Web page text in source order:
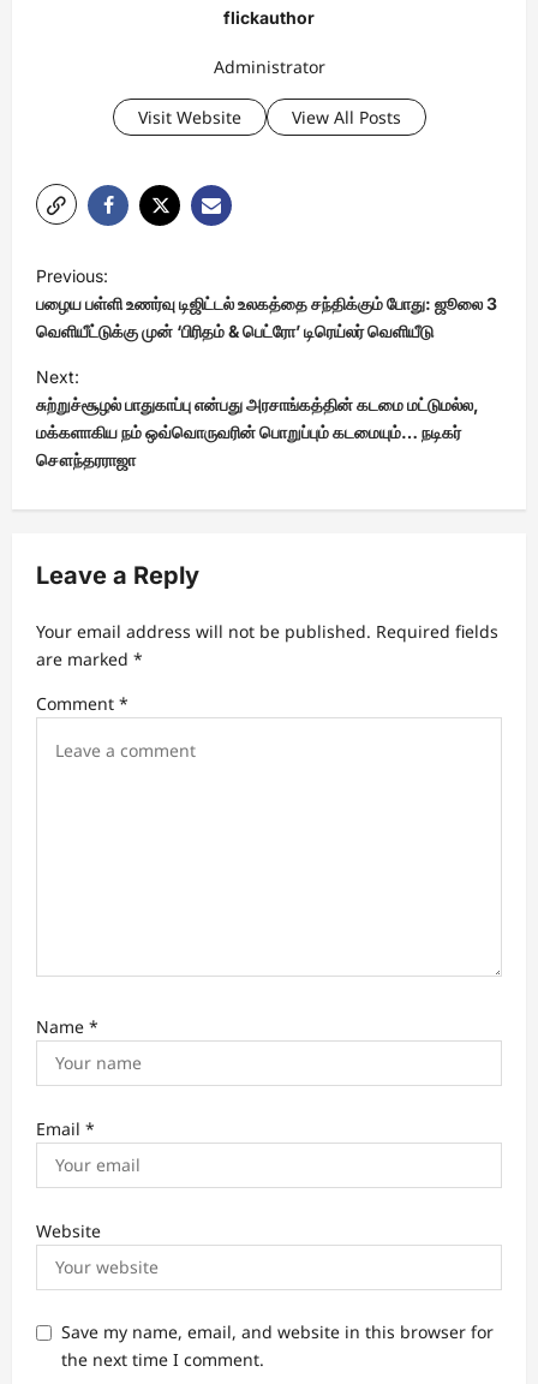
flickauthor
Administrator
Visit Website View All Posts
o
s
t
n
a
g
t
i
o
Previous:
பழைய பள்ளி உணர்வு டிஜிட்டல் உலகத்தை சந்திக்கும் போது: ஜூலை 3
வெளியீட்டுக்கு முன் ‘பிரிதம் & பெட்ரோ’ டிரெய்லர் வெளியீடு
Next:
சுற்றுச்சூழல் பாதுகாப்பு என்பது அரசாங்கத்தின் கடமை மட்டுமல்ல,
மக்களாகிய நம் ஒவ்வொருவரின் பொறுப்பும் கடமையும்… நடிகர்
சௌந்தரராஜா
Leave a Reply
Your email address will not be published. Required fields
are marked *
Comment *
Name *
Email *
Website
Save my name, email, and website in this browser for
the next time I comment.